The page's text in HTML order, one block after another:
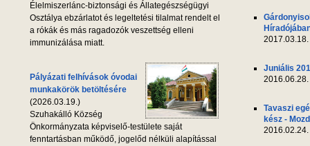
Élelmiszerlánc-biztonsági és Állategészségügyi
Osztálya ebzárlatot és legeltetési tilalmat rendelt el
a rókák és más ragadozók veszettség elleni
immunizálása miatt.
Pályázati felhívások óvodai
munkakörök betöltésére
(2026.03.19.)
Szuhakálló Község
Önkormányzata képviselő-testülete saját
fenntartásban működő, jogelőd nélküli alapítással
2017.03.18.
Juniális
2016.06.28.
Tavaszi
kész -
2016.02.24.